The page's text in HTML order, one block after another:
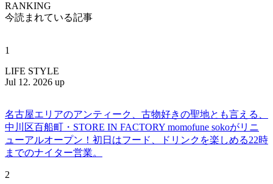
RANKING
今読まれている記事
1
LIFE STYLE
Jul 12. 2026 up
名古屋エリアのアンティーク、古物好きの聖地とも言える、
中川区百船町・STORE IN FACTORY momofune sokoがリニ
ューアルオープン！初日はフード、ドリンクを楽しめる22時
までのナイター営業。
2